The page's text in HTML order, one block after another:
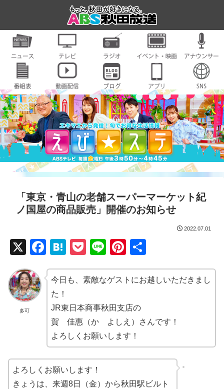
「東京・青山の老舗スーパーマーケット紀
ノ国屋の商品販売」開催のお知らせ
2022.07.01
X
F
c
e
b
o
o
k
H
e
a
P
ck
Li
e
Pi
er
st
多可
今日も、素敵なゲストにお越しいただきまし
た！
JR東日本商事秋田支店の
賀 佳惠（か よしえ）さんです！
よろしくお願いします！
よろしくお願いします！
きょうは、来週8日（金）から秋田駅ビルト